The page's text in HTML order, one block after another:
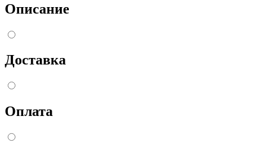
Описание
Доставка
Оплата